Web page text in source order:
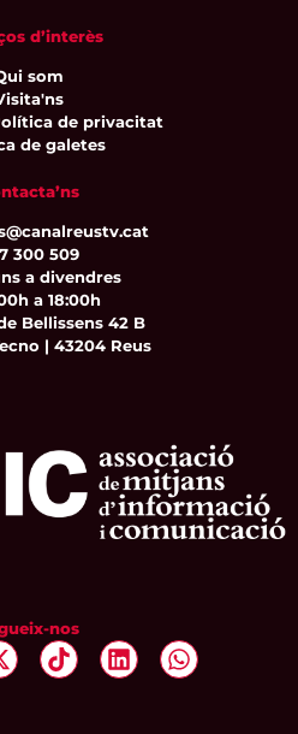
d’interès
som
de privacitat
de galetes
300 509
a divendres
a 18:00h
Bellissens 42 B
| 43204 Reus
nos